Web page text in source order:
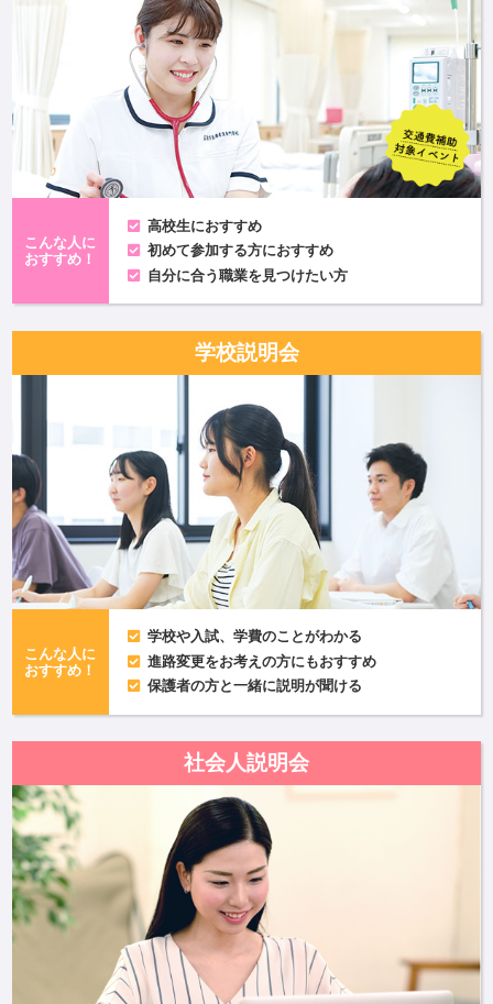
こんな人に
おすすめ！
高校生におすすめ
初めて参加する方におすすめ
自分に合う職業を見つけたい方
学校説明会
こんな人に
おすすめ！
学校や入試、学費のことがわかる
進路変更をお考えの方にもおすすめ
保護者の方と一緒に説明が聞ける
社会人説明会